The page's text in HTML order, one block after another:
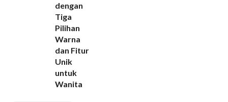
dengan
Tiga
Pilihan
Warna
dan Fitur
Unik
untuk
Wanita